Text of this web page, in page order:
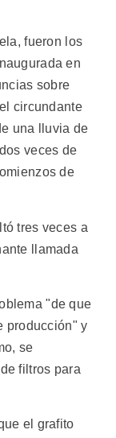
fueron los
en
sobre
circundante
una lluvia de
veces de
de
tres veces a
llamada
"de que
producción" y
se
filtros para
el grafito